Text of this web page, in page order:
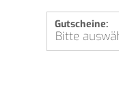
Gutscheine: